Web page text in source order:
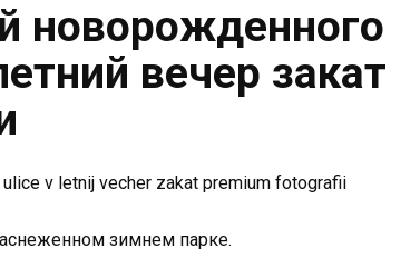
новорожденного
вечер закат
зимнем парке.